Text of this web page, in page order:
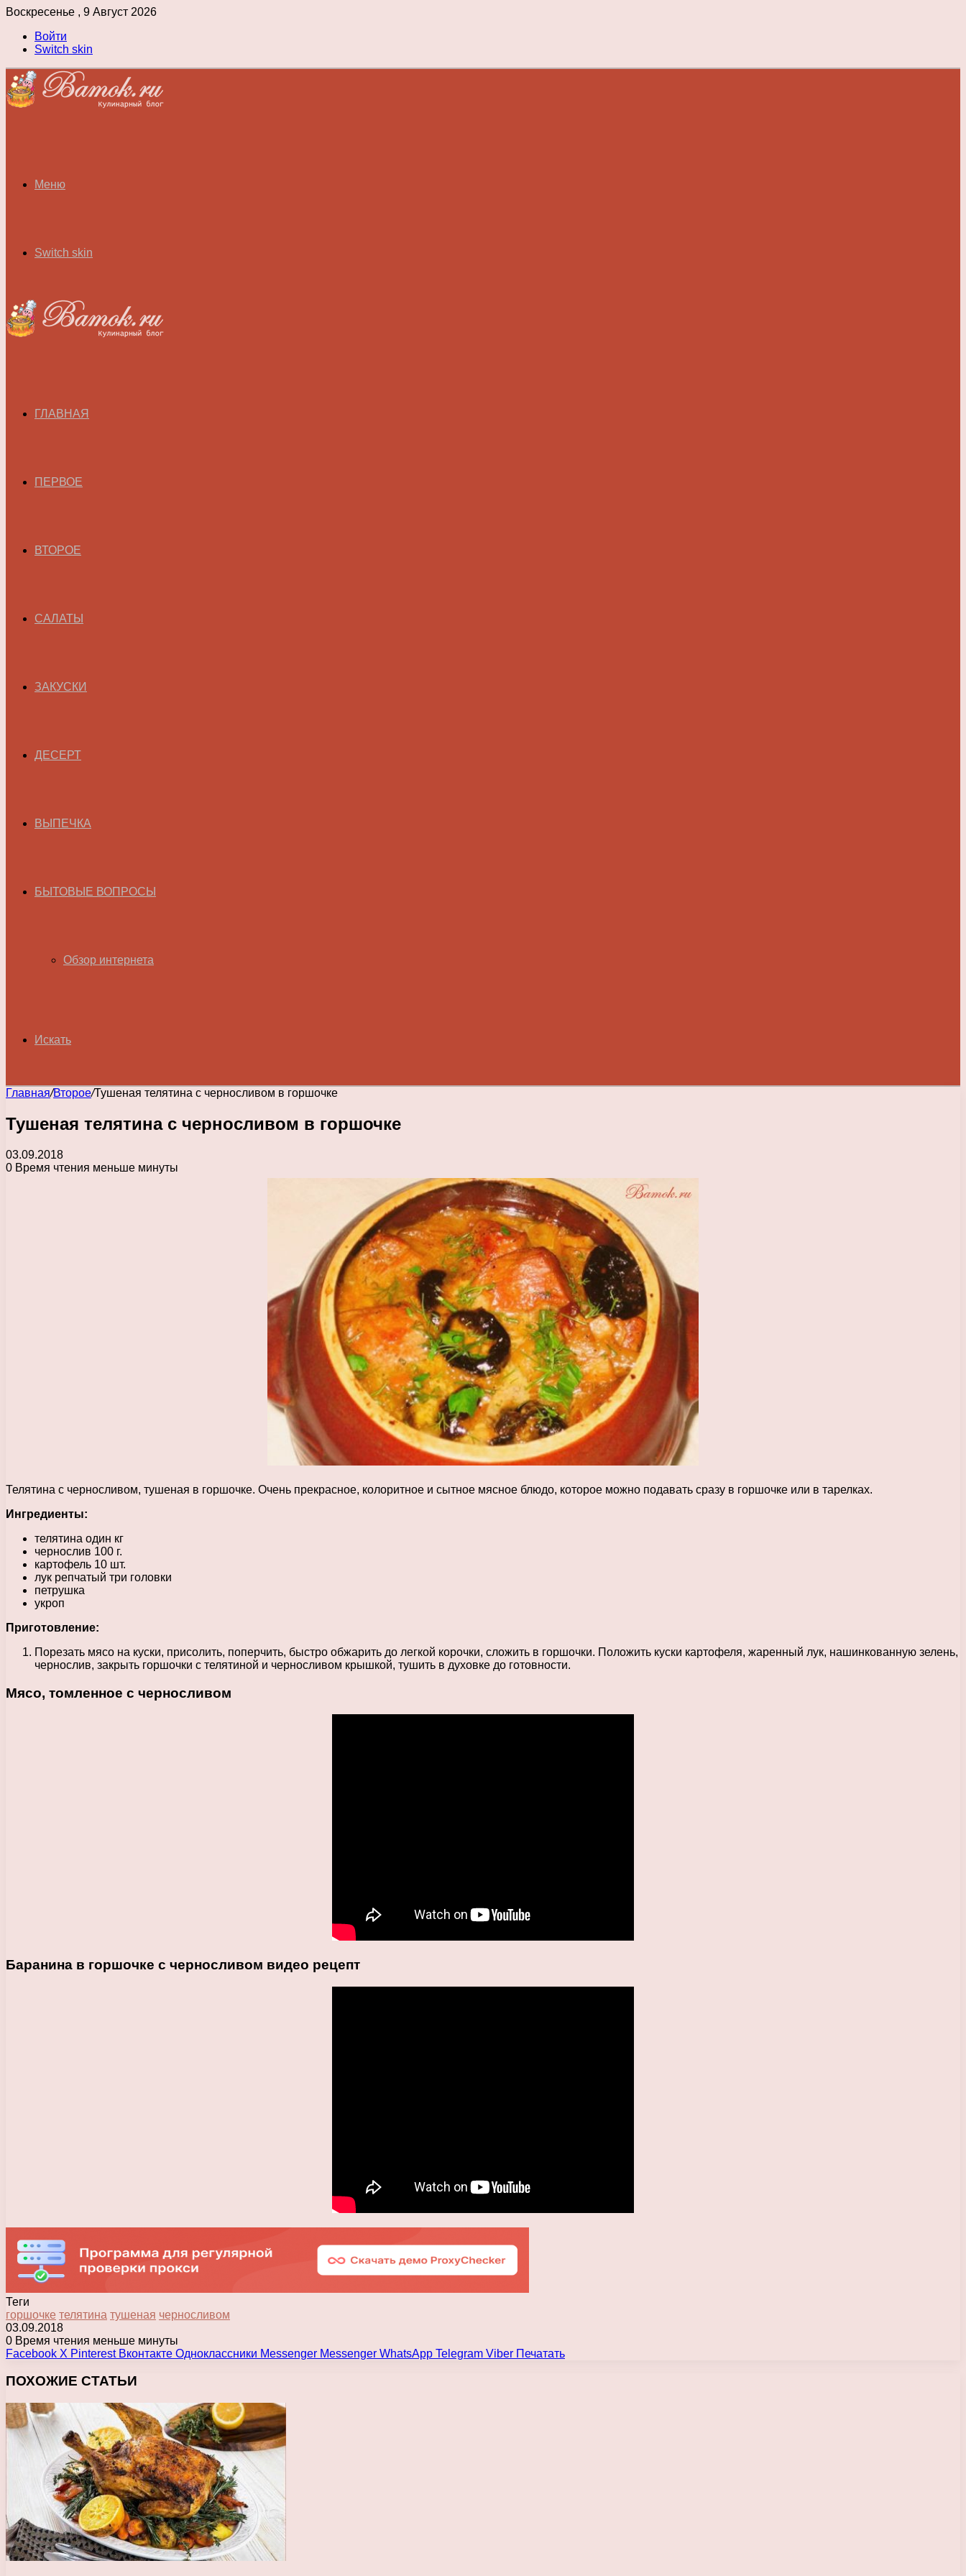
Воскресенье , 9 Август 2026
Войти
Switch skin
Меню
Switch skin
ГЛАВНАЯ
ПЕРВОЕ
ВТОРОЕ
САЛАТЫ
ЗАКУСКИ
ДЕСЕРТ
ВЫПЕЧКА
БЫТОВЫЕ ВОПРОСЫ
Обзор интернета
Искать
Главная/Второе/Тушеная телятина с черносливом в горшочке
Тушеная телятина с черносливом в горшочке
03.09.2018
0 Время чтения меньше минуты
Телятина с черносливом, тушеная в горшочке. Очень прекрасное, колоритное и сытное мясное блюдо, которое можно подавать сразу в горшочке или в тарелках.
Ингредиенты:
телятина один кг
чернослив 100 г.
картофель 10 шт.
лук репчатый три головки
петрушка
укроп
Приготовление:
Порезать мясо на куски, присолить, поперчить, быстро обжарить до легкой корочки, сложить в горшочки. Положить куски картофеля, жаренный лук, нашинкованную зелень,
чернослив, закрыть горшочки с телятиной и черносливом крышкой, тушить в духовке до готовности.
Мясо, томленное с черносливом
Баранина в горшочке с черносливом видео рецепт
Теги
горшочке телятина тушеная черносливом
03.09.2018
0 Время чтения меньше минуты
Facebook X Pinterest Вконтакте Одноклассники Messenger Messenger WhatsApp Telegram Viber Печатать
ПОХОЖИЕ СТАТЬИ